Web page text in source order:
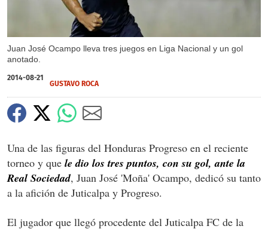
Juan José Ocampo lleva tres juegos en Liga Nacional y un gol
anotado.
2014-08-21
GUSTAVO ROCA
Una de las figuras del Honduras Progreso en el reciente
torneo y que le dio los tres puntos, con su gol, ante la
Real Sociedad, Juan José 'Moña' Ocampo, dedicó su tanto
a la afición de Juticalpa y Progreso.
El jugador que llegó procedente del Juticalpa FC de la